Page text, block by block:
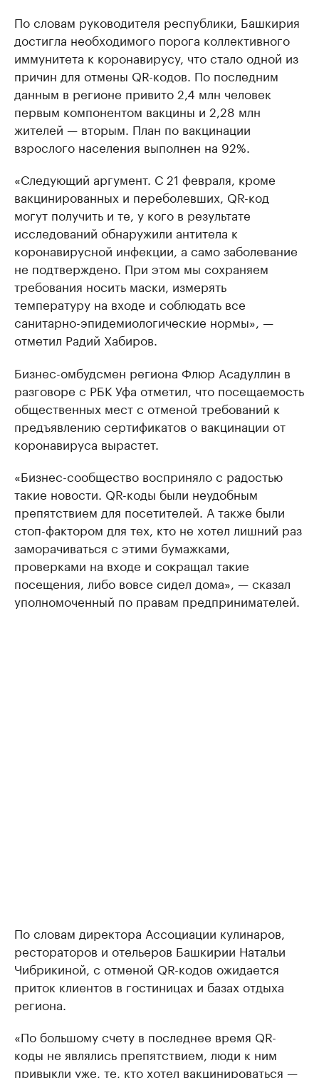
По словам руководителя республики, Башкирия
достигла необходимого порога коллективного
иммунитета к коронавирусу, что стало одной из
причин для отмены QR-кодов. По последним
данным в регионе привито 2,4 млн человек
первым компонентом вакцины и 2,28 млн
жителей — вторым. План по вакцинации
взрослого населения выполнен на 92%.
«Следующий аргумент. С 21 февраля, кроме
вакцинированных и переболевших, QR-код
могут получить и те, у кого в результате
исследований обнаружили антитела к
коронавирусной инфекции, а само заболевание
не подтверждено. При этом мы сохраняем
требования носить маски, измерять
температуру на входе и соблюдать все
санитарно-эпидемиологические нормы», —
отметил Радий Хабиров.
Бизнес-омбудсмен региона Флюр Асадуллин в
разговоре с РБК Уфа отметил, что посещаемость
общественных мест с отменой требований к
предъявлению сертификатов о вакцинации от
коронавируса вырастет.
«Бизнес-сообщество восприняло с радостью
такие новости. QR-коды были неудобным
препятствием для посетителей. А также были
стоп-фактором для тех, кто не хотел лишний раз
заморачиваться с этими бумажками,
проверками на входе и сокращал такие
посещения, либо вовсе сидел дома», — сказал
уполномоченный по правам предпринимателей.
По словам директора Ассоциации кулинаров,
рестораторов и отельеров Башкирии Натальи
Чибрикиной, с отменой QR-кодов ожидается
приток клиентов в гостиницах и базах отдыха
региона.
«По большому счету в последнее время QR-
коды не являлись препятствием, люди к ним
привыкли уже, те, кто хотел вакцинироваться —